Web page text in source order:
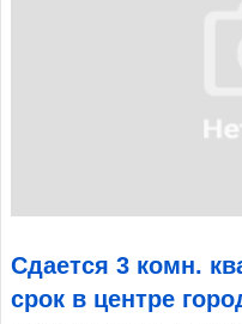
Сдается 3 комн.
срок в центре